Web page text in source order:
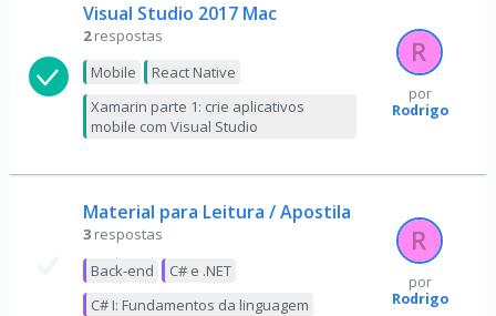
Visual Studio 2017 Mac
2 respostas
Mobile
React Native
Xamarin parte 1: crie aplicativos
mobile com Visual Studio
por
Rodrigo
Material para Leitura / Apostila
3 respostas
Back-end
C# e .NET
C# I: Fundamentos da linguagem
por
Rodrigo